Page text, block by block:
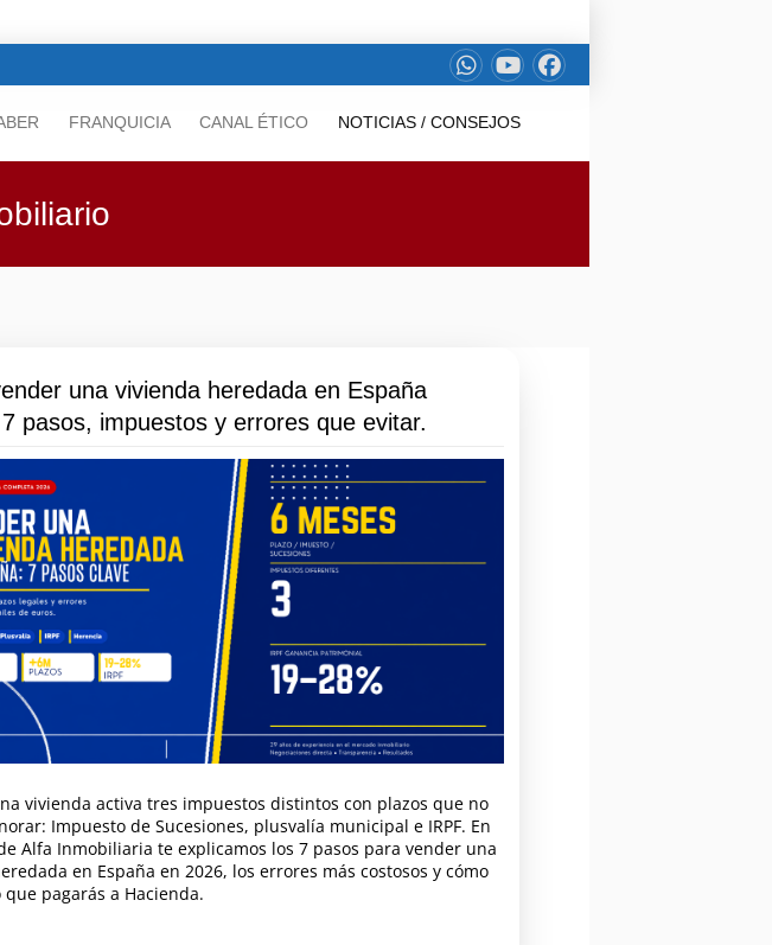
FRANQUICIA CANAL ÉTICO NOTICIAS / CONSEJOS
una vivienda heredada en España
pasos, impuestos y errores que evitar.
vivienda activa tres impuestos distintos con plazos que no
Impuesto de Sucesiones, plusvalía municipal e IRPF. En
Alfa Inmobiliaria te explicamos los 7 pasos para vender una
en España en 2026, los errores más costosos y cómo
pagarás a Hacienda.